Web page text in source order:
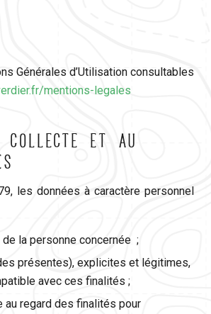
Générales d’Utilisation consultables
mentions-legales
ET AU
les données à caractère personnel
la personne concernée ;
présentes), explicites et légitimes,
avec ces finalités ;
regard des finalités pour